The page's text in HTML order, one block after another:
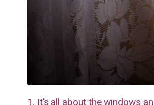
1. It’s all about the windows